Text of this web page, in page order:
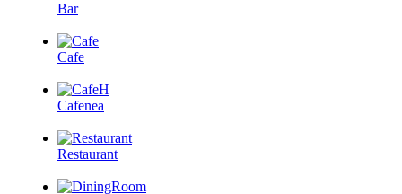
Bar
Cafe
Cafenea
Restaurant